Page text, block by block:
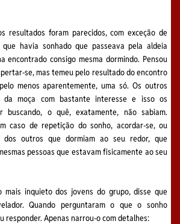
resultados foram parecidos, com exceção de
havia sonhado que passeava pela aldeia
encontrado consigo mesma dormindo. Pensou
se, mas temeu pelo resultado do encontro
menos aparentemente, uma só. Os outros
da moça com bastante interesse e isso os
buscando, o quê, exatamente, não sabiam.
caso de repetição do sonho, acordar-se, ou
dos outros que dormiam ao seu redor, que
pessoas que estavam fisicamente ao seu
mais inquieto dos jovens do grupo, disse que
Quando perguntaram o que o sonho
responder. Apenas narrou-o com detalhes: